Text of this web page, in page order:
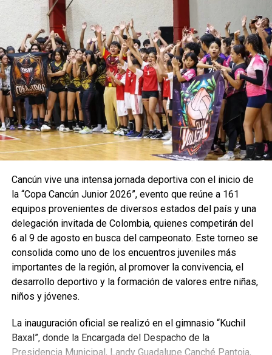
El triatlón tendrá como sede el Parque Benito Juárez y
ofrecerá un recorrido que combina el mar turquesa,
paisajes naturales y el encanto del Pueblo Mágico de
Cozumel. Las inscripciones ya están disponibles para
quienes deseen formar parte de esta primera edición.
Fuente: 5to Poder Agencia de Noticias
Recibe las noticias al instante
Únete al canal oficial de WhatsApp de
Quinto Poder
y recibe las noticias más
importantes de Quintana Roo directamente
en tu teléfono.
Unirme al canal de WhatsApp
Cancún vive una intensa jornada deportiva con el inicio de
la “Copa Cancún Junior 2026”, evento que reúne a 161
equipos provenientes de diversos estados del país y una
delegación invitada de Colombia, quienes competirán del
6 al 9 de agosto en busca del campeonato. Este torneo se
consolida como uno de los encuentros juveniles más
importantes de la región, al promover la convivencia, el
desarrollo deportivo y la formación de valores entre niñas,
niños y jóvenes.
La inauguración oficial se realizó en el gimnasio “Kuchil
Baxal”, donde la Encargada del Despacho de la
Presidencia Municipal, Landy Guadalupe Canché Pantoja,